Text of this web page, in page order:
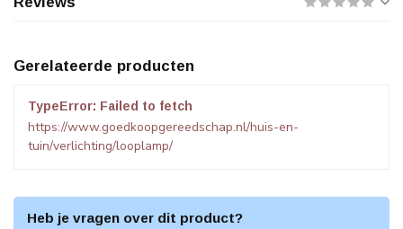
Gerelateerde producten
TypeError: Failed to fetch
https://www.goedkoopgereedschap.nl/huis-en-
tuin/verlichting/looplamp/
Heb je vragen over dit product?